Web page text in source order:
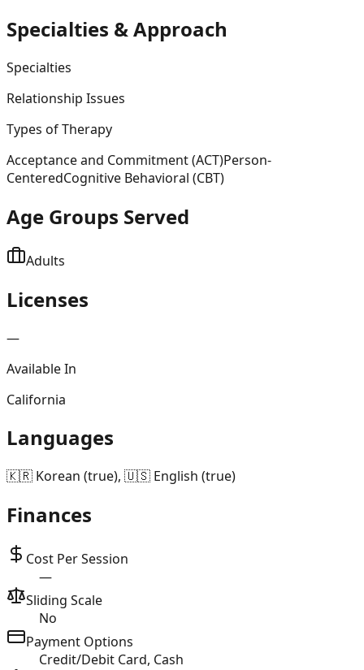
Specialties & Approach
Specialties
Relationship Issues
Types of Therapy
Acceptance and Commitment (ACT)Person-
CenteredCognitive Behavioral (CBT)
Age Groups Served
Adults
Licenses
—
Available In
California
Languages
🇰🇷 Korean (true), 🇺🇸 English (true)
Finances
Cost Per Session
—
Sliding Scale
No
Payment Options
Credit/Debit Card, Cash